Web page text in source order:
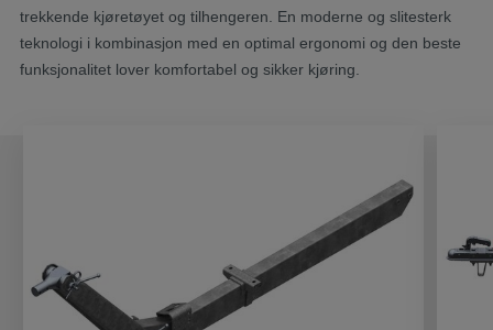
trekkende kjøretøyet og tilhengeren. En moderne og slitesterk
teknologi i kombinasjon med en optimal ergonomi og den beste
funksjonalitet lover komfortabel og sikker kjøring.